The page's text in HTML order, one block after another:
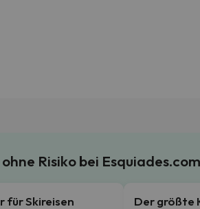
Risiko bei Esquiades.com
für Skireisen Der größte